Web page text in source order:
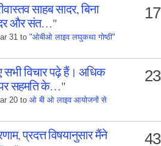
साहब सादर, बिना
और संत…"
31 to "ओबीओ लाइव लघुकथा गोष्ठी"
17
विचार पढ़े हैं। अधिक
सहमति के…"
20 to ओ बी ओ लाइव आयोजनों से
23
प्रदत्त विषयानुसार मैंने
43